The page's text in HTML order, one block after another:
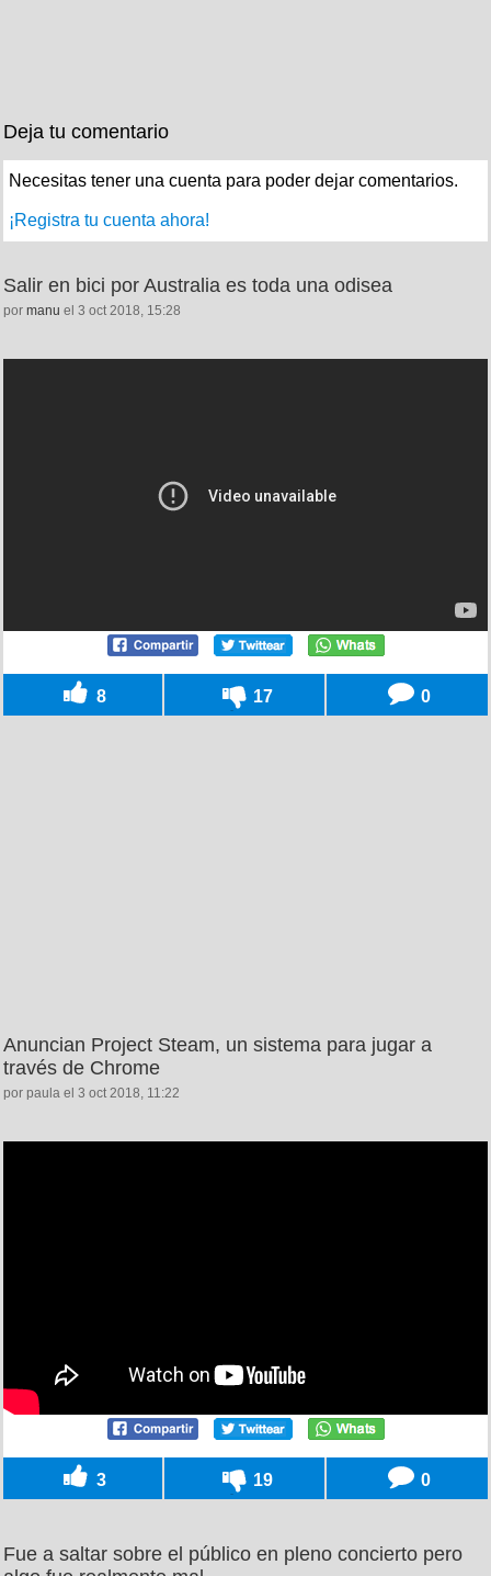
Deja tu comentario
Necesitas tener una cuenta para poder dejar comentarios.
¡Registra tu cuenta ahora!
Salir en bici por Australia es toda una odisea
por manu el 3 oct 2018, 15:28
8 17 0
Anuncian Project Steam, un sistema para jugar a
través de Chrome
por paula el 3 oct 2018, 11:22
3 19 0
Fue a saltar sobre el público en pleno concierto pero